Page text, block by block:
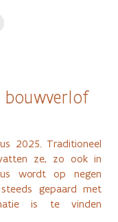
bouwverlof
2025. Traditioneel
ze, zo ook in
wordt op negen
gepaard met
is te vinden